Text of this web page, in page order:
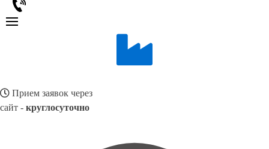
Прием заявок через
сайт - круглосуточно